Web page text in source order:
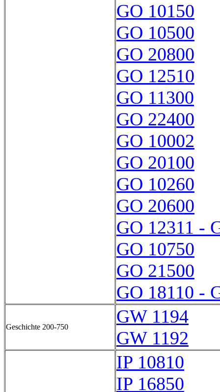
GO 10150
GO 10500
GO 20800
GO 12510
GO 11300
GO 22400
GO 10002
GO 20100
GO 10260
GO 20600
GO 12311 -
GO 10750
GO 21500
GO 18110 -
Geschichte 200-750
GW 1194
GW 1192
IP 10810
IP 16850